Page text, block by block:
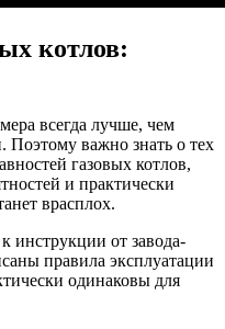
котлов:
всегда лучше, чем
важно знать о тех
газовых котлов,
и практически
врасплох.
инструкции от завода-
правила эксплуатации
одинаковы для